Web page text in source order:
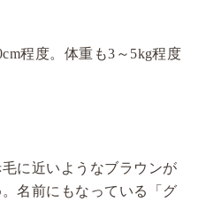
程度。体重も3～5kg程度
に近いようなブラウンが
名前にもなっている「グ